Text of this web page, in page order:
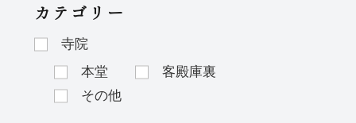
カテゴリー
寺院
本堂
客殿庫裏
その他